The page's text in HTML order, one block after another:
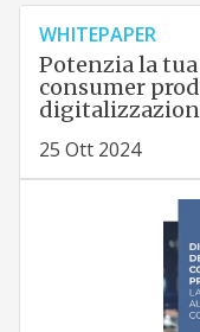
WHITEPAPER
Potenzia la
consumer
25 Ott 2024